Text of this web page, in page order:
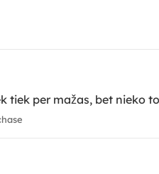
tiek per mažas, bet nieko